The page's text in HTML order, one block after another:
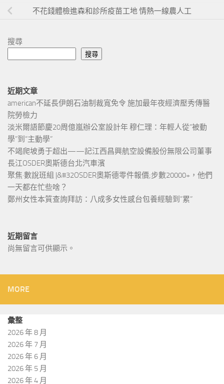
不花錢體檢進森和診所疫苗工地 情熱一線農人工
搜尋
搜尋
近期文章
american不延長伊朗石油制裁寬免令 施加最年夜經濟壓秀傳醫
院勞檢力
淡米爾語節慶20周億嵐辦公室設計年 穆仁理：年輕人從“被動
學”到“主動學”
不竭爬坡勇于超出——記江西昌興航空設備股份無限公司董事
長江OSDER奧斯德台北汽車濱
聚焦·數說班組 |&#32OSDER奧斯德零件報價;步數20000+，他們
一天都在忙些啥？
鄭州女性本質查詢拜訪：八成多女性感台包養經驗到”累”
近期留言
尚無留言可供顯示。
MORE
彙整
2026 年 8 月
2026 年 7 月
2026 年 6 月
2026 年 5 月
2026 年 4 月